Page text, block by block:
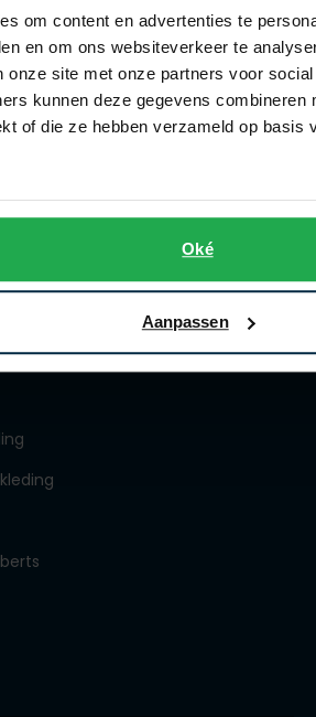
om content en advertenties te
en om ons websiteverkeer te
onze site met onze partners voor
kunnen deze gegevens combineren
of die ze hebben verzameld op basis
Oké
Aanpassen